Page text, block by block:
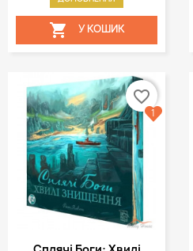
 У КОШИК
favorite_border
1